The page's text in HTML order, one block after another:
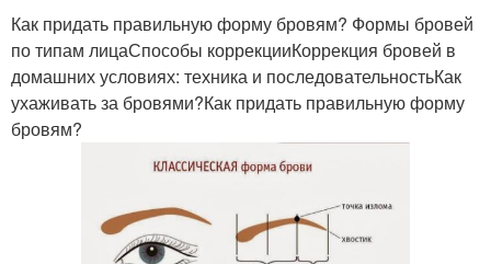
Как придать правильную форму бровям? Формы бровей
по типам лицаСпособы коррекцииКоррекция бровей в
домашних условиях: техника и последовательностьКак
ухаживать за бровями?Как придать правильную форму
бровям?